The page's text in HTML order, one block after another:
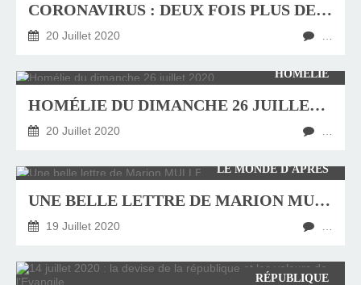
CORONAVIRUS : DEUX FOIS PLUS DE DÉCÈS CHEZ LES IMMIGRÉS QUE LE RESTE DE LA POPULATION FRANÇAISE
20 Juillet 2020
HOMÉLIE
HOMÉLIE DU DIMANCHE 26 JUILLET 2020
20 Juillet 2020
LE MONDE D'APRÈS
UNE BELLE LETTRE DE MARION MULLER-COLARD
19 Juillet 2020
RÉPUBLIQUE